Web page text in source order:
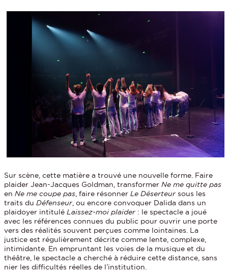
Sur scène, cette matière a trouvé une nouvelle forme. Faire
plaider Jean-Jacques Goldman, transformerNe me quitte pas
enNe me coupe pas , faire résonnerLe Déserteur sous les
traits duDéfenseur , ou encore convoquer Dalida dans un
plaidoyer intitulé Laissez-moi plaider : le spectacle a joué
avec les références connues du public pour ouvrir une porte
vers des réalités souvent perçues comme lointaines. La
justice est régulièrement décrite comme lente, complexe,
intimidante. En empruntant les voies de la musique et du
théâtre, le spectacle a cherché à réduire cette distance, sans
nier les difficultés réelles de l’institution.